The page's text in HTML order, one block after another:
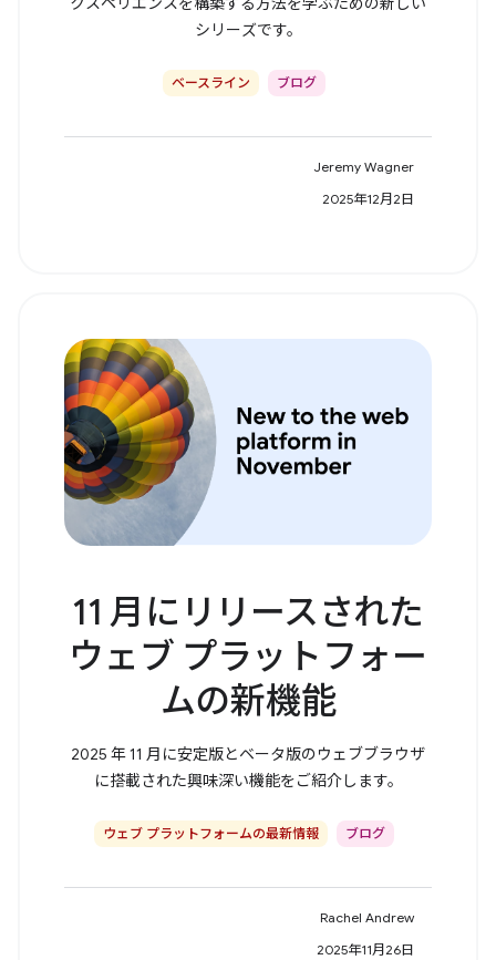
シリーズです。
ベースライン ブログ
Jeremy Wagner
2025年12月2日
11 月にリリースされた
ウェブ プラットフォー
ムの新機能
2025 年 11 月に安定版とベータ版のウェブブラウザ
に搭載された興味深い機能をご紹介します。
ウェブ プラットフォームの最新情報 ブログ
Rachel Andrew
2025年11月26日